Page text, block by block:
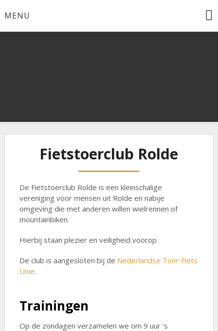
naar
MENU
Fietstoerclub Rolde
De Fietstoerclub Rolde is een kleinschalige
vereniging voor mensen uit Rolde en nabije
omgeving die met anderen willen wielrennen of
mountainbiken.
Hierbij staan plezier en veiligheid voorop.
De club is aangesloten bij de Nederlandse Toer Fiets
Unie.
Trainingen
Op de zondagen verzamelen we om 9 uur ‘s